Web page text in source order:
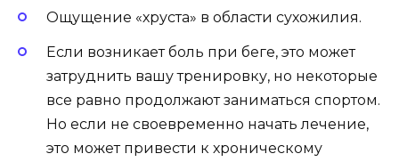
Ощущение «хруста» в области сухожилия.
Если возникает боль при беге, это может
затруднить вашу тренировку, но некоторые
все равно продолжают заниматься спортом.
Но если не своевременно начать лечение,
это может привести к хроническому